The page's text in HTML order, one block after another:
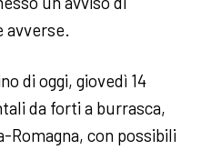
di oggi, giovedì 14
da forti a burrasca,
Romagna, con possibili